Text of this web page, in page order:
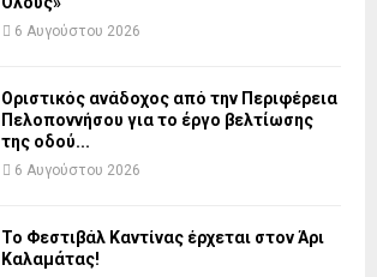
6 Αυγούστου 2026
Οριστικός ανάδοχος από την Περιφέρεια
Πελοποννήσου για το έργο βελτίωσης
της οδού...
6 Αυγούστου 2026
Το Φεστιβάλ Καντίνας έρχεται στον Άρι
Καλαμάτας!